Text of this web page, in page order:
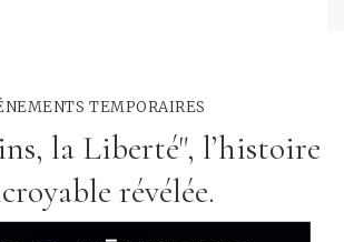
TEMPORAIRES
la Liberté", l’histoire
révélée.